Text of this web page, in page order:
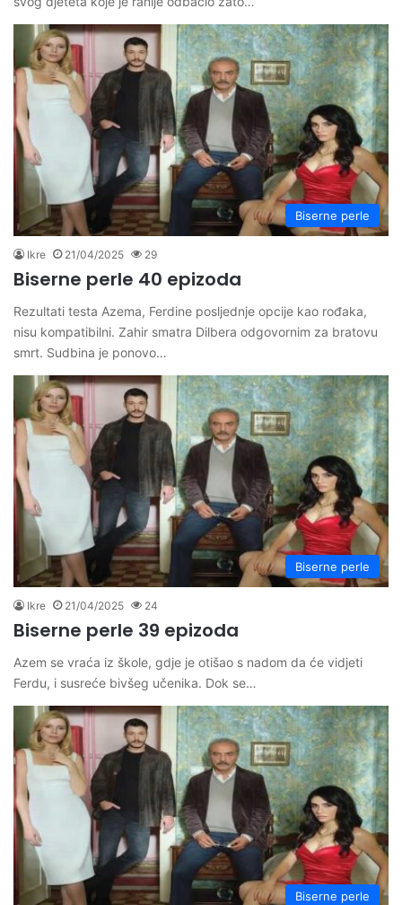
Biserne perle
Ikre 21/04/2025 29
Biserne perle 40 epizoda
Rezultati testa Azema, Ferdine posljednje opcije kao rođaka,
nisu kompatibilni. Zahir smatra Dilbera odgovornim za bratovu
smrt. Sudbina je ponovo…
Biserne perle
Ikre 21/04/2025 24
Biserne perle 39 epizoda
Azem se vraća iz škole, gdje je otišao s nadom da će vidjeti
Ferdu, i susreće bivšeg učenika. Dok se…
Biserne perle